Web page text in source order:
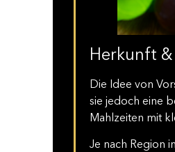
Herkunft
Die Idee von
sie jedoch eine
Mahlzeiten mit
Je nach Region